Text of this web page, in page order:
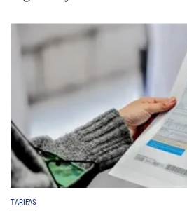
TARIFAS